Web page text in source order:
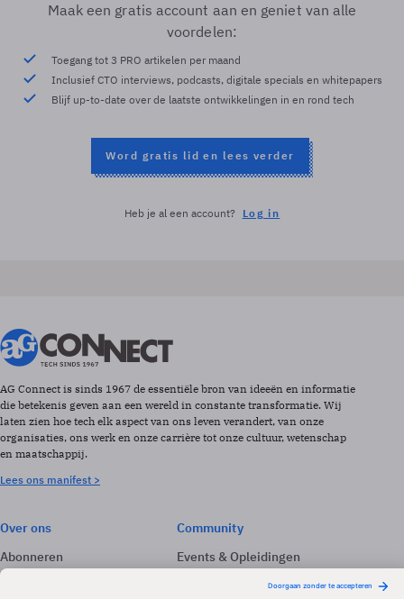
Maak een gratis account aan en geniet van alle
voordelen:
Toegang tot 3 PRO artikelen per maand
Inclusief CTO interviews, podcasts, digitale specials en whitepapers
Blijf up-to-date over de laatste ontwikkelingen in en rond tech
Word gratis lid en lees verder
Heb je al een account? Log in
AG Connect is sinds 1967 de essentiële bron van ideeën en informatie
die betekenis geven aan een wereld in constante transformatie. Wij
laten zien hoe tech elk aspect van ons leven verandert, van onze
organisaties, ons werk en onze carrière tot onze cultuur, wetenschap
en maatschappij.
Lees ons manifest >
Over ons
Abonneren
Adverteren
Community
Events & Opleidingen